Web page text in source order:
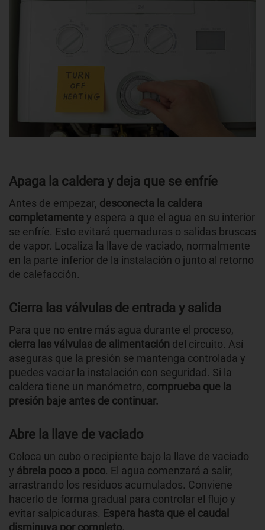
Apaga la caldera y deja que se enfríe
Antes de empezar, desconecta la caldera
completamentey espera a que el agua en su interior
se enfríe. Esto evitará quemaduras o salidas bruscas
de vapor. Localiza la llave de vaciado, normalmente
en la parte inferior de la instalación o junto al retorno
de calefacción.
Cierra las válvulas de entrada y salida
Para que no entre más agua durante el proceso,
cierra las válvulas de alimentación del circuito. Así
aseguras que la presión se mantenga controlada y
puedes vaciar la instalación con seguridad. Si la
caldera tiene un manómetro, comprueba que la
presión baje antes de continuar.
Abre la llave de vaciado
Coloca un cubo o recipiente bajo la llave de vaciado
y ábrela poco a poco. El agua comenzará a salir,
arrastrando los residuos acumulados. Conviene
hacerlo de forma gradual para controlar el flujo y
evitar salpicaduras. Espera hasta que el caudal
disminuya por completo.